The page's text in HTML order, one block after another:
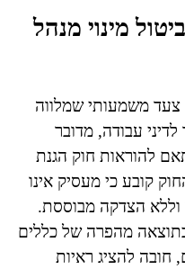
מינוי מנהל
צעד משמעותי שמלווה
עבודה, מדובר
להוראות חוק הגנת
קובע כי מעסיק אינו
וללא הצדקה מבוססת.
מהפרה של כללים
חובה להציג ראיות